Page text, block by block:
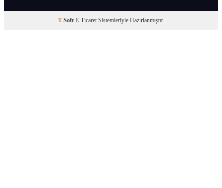
T-Soft E-Ticaret Sistemleriyle Hazırlanmıştır.